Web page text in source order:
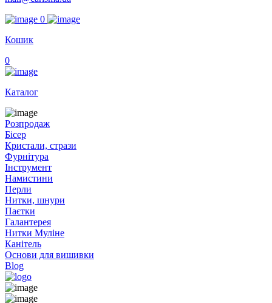
0
Кошик
0
Каталог
Розпродаж
Бісер
Кристали, стрази
Фурнітура
Інструмент
Намистини
Перли
Нитки, шнури
Паєтки
Галантерея
Нитки Муліне
Канітель
Основи для вишивки
Blog